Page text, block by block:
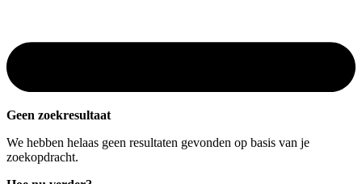
Geen zoekresultaat
We hebben helaas geen resultaten gevonden op basis van je
zoekopdracht.